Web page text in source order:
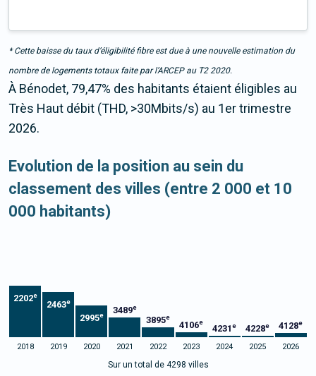
* Cette baisse du taux d’éligibilité fibre est due à une nouvelle estimation du
nombre de logements totaux faite par l’ARCEP au T2 2020.
À Bénodet, 79,47% des habitants étaient éligibles au
Très Haut débit (THD, >30Mbits/s) au 1er trimestre
2026.
Evolution de la position au sein du
classement des villes (entre 2 000 et 10
000 habitants)
2202e
2463e
2995e 3489e
3895e
4106e
4231e 4228e 4128e
2018 2019 2020 2021 2022 2023 2024 2025 2026
Sur un total de 4298 villes